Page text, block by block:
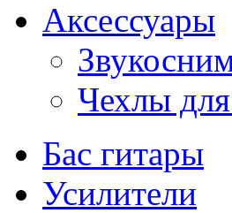
Аксессуары
Чехлы
Бас гитары
Усилители